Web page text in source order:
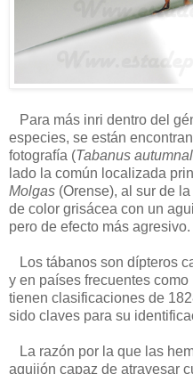
Para más inri dentro del
especies, se están
fotografía (Tabanus
lado la común localizada
Molgas (Orense), al sur de
de color grisácea con un
pero de efecto más agresivo.
Los tábanos son dípteros
y en países frecuentes como
tienen clasificaciones de
sido claves para su
La razón por la que las
aguijón capaz de atravesar